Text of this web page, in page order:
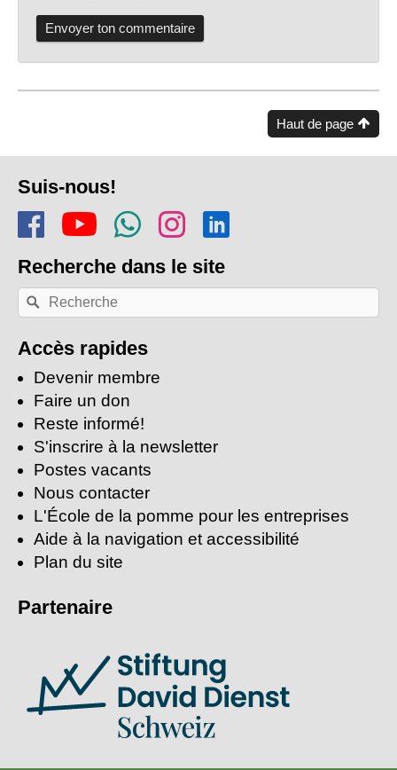
Haut de page
de
page
Suis-nous!
Rejoins-nous sur Facebook
Regarde-nous sur
Rejoins notre
Suis-nous sur
Recherche dans le site
Recherche
par
clés:
Rechercher
Accès rapides
Devenir membre
Faire un don
Reste informé!
S'inscrire à la newsletter
Postes vacants
Nous contacter
L'École de la pomme pour les entreprises
Aide à la navigation et accessibilité
Plan du site
Partenaire